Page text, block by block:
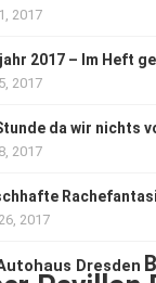
2017
2017 – Im Heft
2017
da wir nichts
2017
2017
Dresden